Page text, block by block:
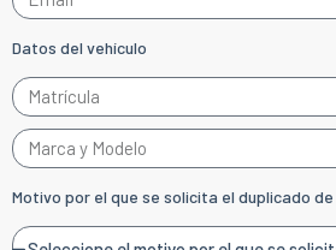
Datos del vehículo
Motivo por el que se solicita el duplicado